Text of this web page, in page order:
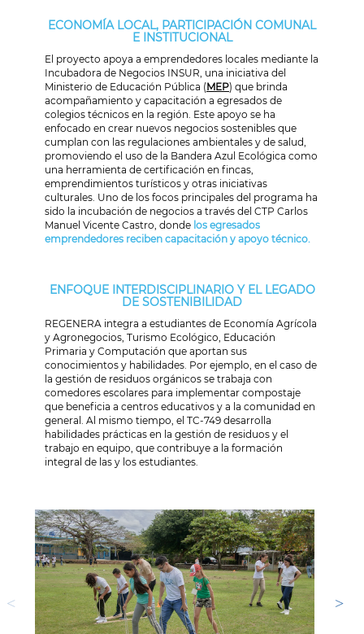
ECONOMÍA LOCAL, PARTICIPACIÓN COMUNAL
E INSTITUCIONAL
El proyecto apoya a emprendedores locales mediante la
Incubadora de Negocios INSUR, una iniciativa del
Ministerio de Educación Pública (MEP) que brinda
acompañamiento y capacitación a egresados de
colegios técnicos en la región. Este apoyo se ha
enfocado en crear nuevos negocios sostenibles que
cumplan con las regulaciones ambientales y de salud,
promoviendo el uso de la Bandera Azul Ecológica como
una herramienta de certificación en fincas,
emprendimientos turísticos y otras iniciativas
culturales. Uno de los focos principales del programa ha
sido la incubación de negocios a través del CTP Carlos
Manuel Vicente Castro, donde los egresados
emprendedores reciben capacitación y apoyo técnico.
ENFOQUE INTERDISCIPLINARIO Y EL LEGADO
DE SOSTENIBILIDAD
REGENERA integra a estudiantes de Economía Agrícola
y Agronegocios, Turismo Ecológico, Educación
Primaria y Computación que aportan sus
conocimientos y habilidades. Por ejemplo, en el caso de
la gestión de residuos orgánicos se trabaja con
comedores escolares para implementar compostaje
que beneficia a centros educativos y a la comunidad en
general. Al mismo tiempo, el TC-749 desarrolla
habilidades prácticas en la gestión de residuos y el
trabajo en equipo, que contribuye a la formación
integral de las y los estudiantes.